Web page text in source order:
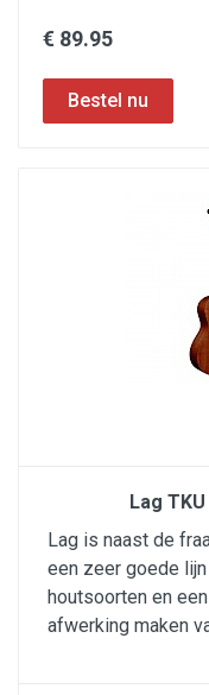
€ 89.95
Lag
Lag is naast de
een zeer goede
houtsoorten en
afwerking maken